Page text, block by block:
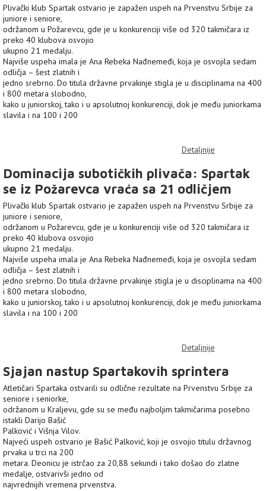
Plivački klub Spartak ostvario je zapažen uspeh na Prvenstvu Srbije za
juniore i seniore,
održanom u Požarevcu, gde je u konkurenciji više od 320 takmičara iz
preko 40 klubova osvojio
ukupno 21 medalju.
Najviše uspeha imala je Ana Rebeka Nađnemeđi, koja je osvojila sedam
odličja – šest zlatnih i
jedno srebrno. Do titula državne prvakinje stigla je u disciplinama na 400
i 800 metara slobodno,
kako u juniorskoj, tako i u apsolutnoj konkurenciji, dok je među juniorkama
slavila i na 100 i 200
Detaljnije
Dominacija subotičkih plivača: Spartak
se iz Požarevca vraća sa 21 odličjem
Plivački klub Spartak ostvario je zapažen uspeh na Prvenstvu Srbije za
juniore i seniore,
održanom u Požarevcu, gde je u konkurenciji više od 320 takmičara iz
preko 40 klubova osvojio
ukupno 21 medalju.
Najviše uspeha imala je Ana Rebeka Nađnemeđi, koja je osvojila sedam
odličja – šest zlatnih i
jedno srebrno. Do titula državne prvakinje stigla je u disciplinama na 400
i 800 metara slobodno,
kako u juniorskoj, tako i u apsolutnoj konkurenciji, dok je među juniorkama
slavila i na 100 i 200
Detaljnije
Sjajan nastup Spartakovih sprintera
Atletičari Spartaka ostvarili su odlične rezultate na Prvenstvu Srbije za
seniore i seniorke,
održanom u Kraljevu, gde su se među najboljim takmičarima posebno
istakli Darijo Bašić
Palković i Višnja Vilov.
Najveći uspeh ostvario je Bašić Palković, koji je osvojio titulu državnog
prvaka u trci na 200
metara. Deonicu je istrčao za 20,88 sekundi i tako došao do zlatne
medalje, ostvarivši jedno od
najvrednijih vremena prvenstva.